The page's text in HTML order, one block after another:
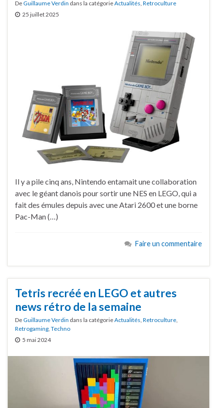
DeGuillaume Verdin dans la catégorieActualités, Retroculture
25 juillet 2025
Il y a pile cinq ans, Nintendo entamait une collaboration
avec le géant danois pour sortir une NES en LEGO, qui a
fait des émules depuis avec une Atari 2600 et une borne
Pac-Man (…)
Faire un commentaire
Tetris recréé en LEGO et autres
news rétro de la semaine
DeGuillaume Verdin dans la catégorieActualités Retroculture
Retrogaming Techno
5 mai 2024